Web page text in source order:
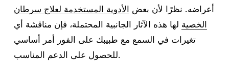
أعراضه. نظرًا لأن بعض الأدوية المستخدمة لعلاج سرطان
الخصية لها هذه الآثار الجانبية المحتملة، فإن مناقشة أي
تغيرات في السمع مع طبيبك على الفور أمر أساسي
للحصول على الدعم المناسب.